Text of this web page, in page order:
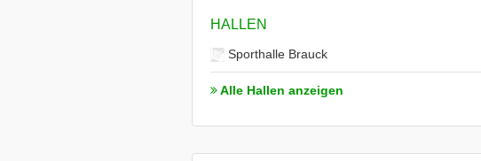
HALLEN
Sporthalle Brauck
Alle Hallen anzeigen